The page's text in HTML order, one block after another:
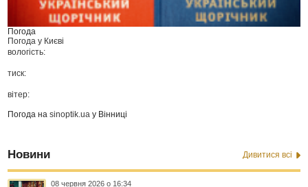
Погода
Погода у Києві
вологість:
тиск:
вітер:
Погода наsinoptik.ua у Вінниці
Новини Дивитися всі
08 червня 2026 о 16:34